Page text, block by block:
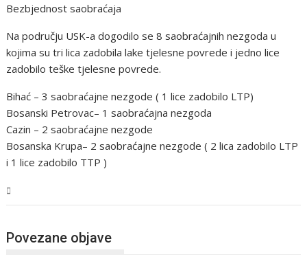
Bezbjednost saobraćaja
Na području USK-a dogodilo se 8 saobraćajnih nezgoda u
kojima su tri lica zadobila lake tjelesne povrede i jedno lice
zadobilo teške tjelesne povrede.
Bihać – 3 saobraćajne nezgode ( 1 lice zadobilo LTP)
Bosanski Petrovac– 1 saobraćajna nezgoda
Cazin – 2 saobraćajne nezgode
Bosanska Krupa– 2 saobraćajne nezgode ( 2 lica zadobilo LTP
i 1 lice zadobilo TTP )
Povezane objave